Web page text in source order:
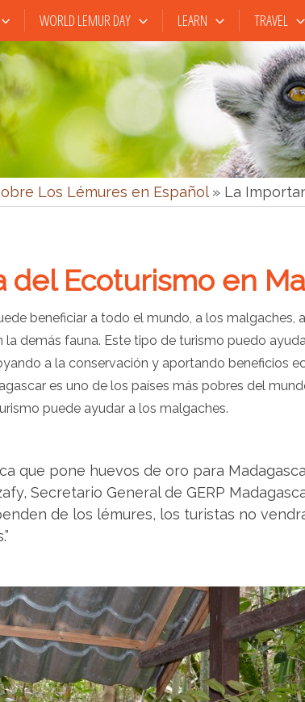
WORLD LEMUR DAY LEARN TRAVEL
Los Lémures en Español» La
del Ecoturismo en
beneficiar a todo el mundo, a los malgaches,
demás fauna. Este tipo de turismo puedo
a la conservación y aportando beneficios
es uno de los países más pobres del
puede ayudar a los malgaches.
que pone huevos de oro para
Secretario General de GERP
de los lémures, los turistas no